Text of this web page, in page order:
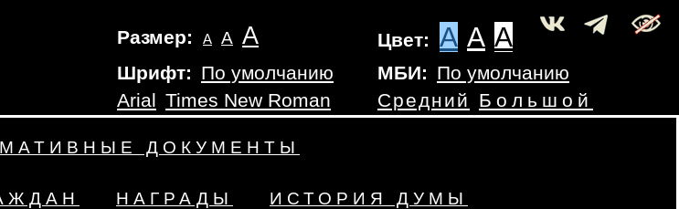
Размер: А А А Цвет: A A A
Шрифт: По умолчанию
Arial Times New Roman
МБИ: По умолчанию
Средний Большой
ДОКУМЕНТЫ
НАГРАДЫ ИСТОРИЯ ДУМЫ